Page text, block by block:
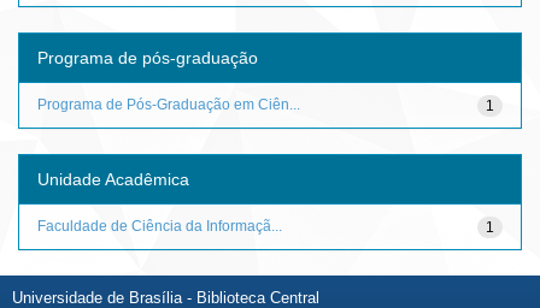
Programa de pós-graduação
1
Programa de Pós-Graduação em Ciên...
Unidade Acadêmica
1
Faculdade de Ciência da Informaçã...
Universidade de Brasília - Biblioteca Central